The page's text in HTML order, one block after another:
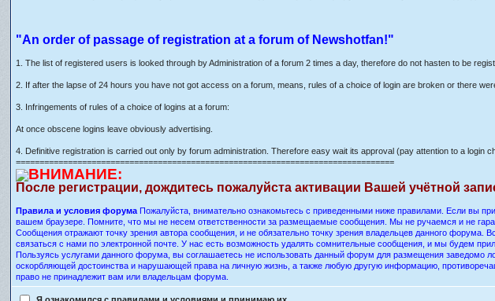
"An order of passage of registration at a forum of Newshotfan!"
1. The list of registered users is looked through by Administration of a forum 2 times a day, therefore do not hasten to be
2. If after the lapse of 24 hours you have not got access on a forum, means, rules of a choice of login are broken or there
3. Infringements of rules of a choice of logins at a forum:
At once obscene logins leave obviously advertising.
4. Definitive registration is carried out only by forum administration. Therefore easy wait its approval (pay attention to a login
================================================================================
ВНИМАНИЕ:
После регистрации, дождитесь пожалуйста активации Вашей учётной
Правила и условия форума Пожалуйста, внимательно ознакомьтесь с приведенными ниже правилами. Если вы
вашем браузере. Помните, что мы не несем ответственности за размещаемые сообщения. Мы не ручаемся и не
Сообщения отражают точку зрения автора сообщения, и не обязательно точку зрения владельцев данного
связаться с нами по электронной почте. У нас есть возможность удалять сомнительные сообщения, и мы будем
Пользуясь услугами данного форума, вы соглашаетесь не использовать данный форум для размещения заведомо
оскорбляющей достоинства и нарушающей права на личную жизнь, а также любую другую информацию,
право не принадлежит вам или владельцам форума.